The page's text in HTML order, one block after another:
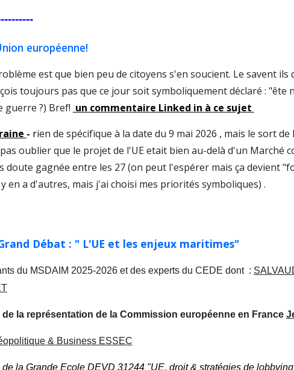
européenne!
est que bien peu de citoyens s'en soucient. Le savent
toujours pas que ce jour soit symboliquement déclaré :
guerre ?) Bref! un commentaire Linked in à ce sujet
- rien de spécifique à la date du 9 mai 2026 , mais le sort
oublier que le projet de l'UE etait bien au-delà d'un Marché
doute gagnée entre les 27 (on peut l'espérer mais ça devient
en a d'autres, mais j'ai choisi mes priorités symboliques) .
Débat : " L'UE et les enjeux maritimes"
du MSDAIM 2025-2026 et des experts du CEDE dont:
de la représentation de la Commission européenne en France
& Business ESSEC
de la Grande Ecole DEVD 31244"UE, droit & stratégies de